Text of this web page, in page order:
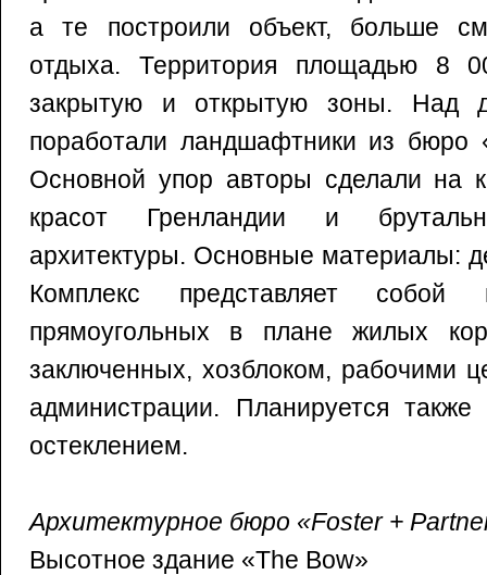
а те построили объект, больше
отдыха. Территория площадью 8
закрытую и открытую зоны. Над
поработали ландшафтники из бюро
Основной упор авторы сделали на
красот Гренландии и
архитектуры. Основные материалы:
Комплекс представляет собой
прямоугольных в плане жилых
заключенных, хозблоком, рабочими
администрации. Планируется
остеклением.
Архитектурное бюро «Foster +
Высотное здание «The Bow»